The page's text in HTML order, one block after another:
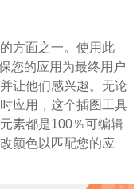
方面之一。使用此
您的应用为最终用户
让他们感兴趣。无论
应用，这个插图工具
素都是100％可编辑
颜色以匹配您的应